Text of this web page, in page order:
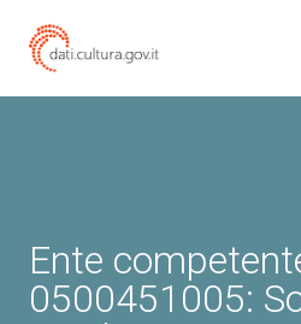
Ente
0500451005: